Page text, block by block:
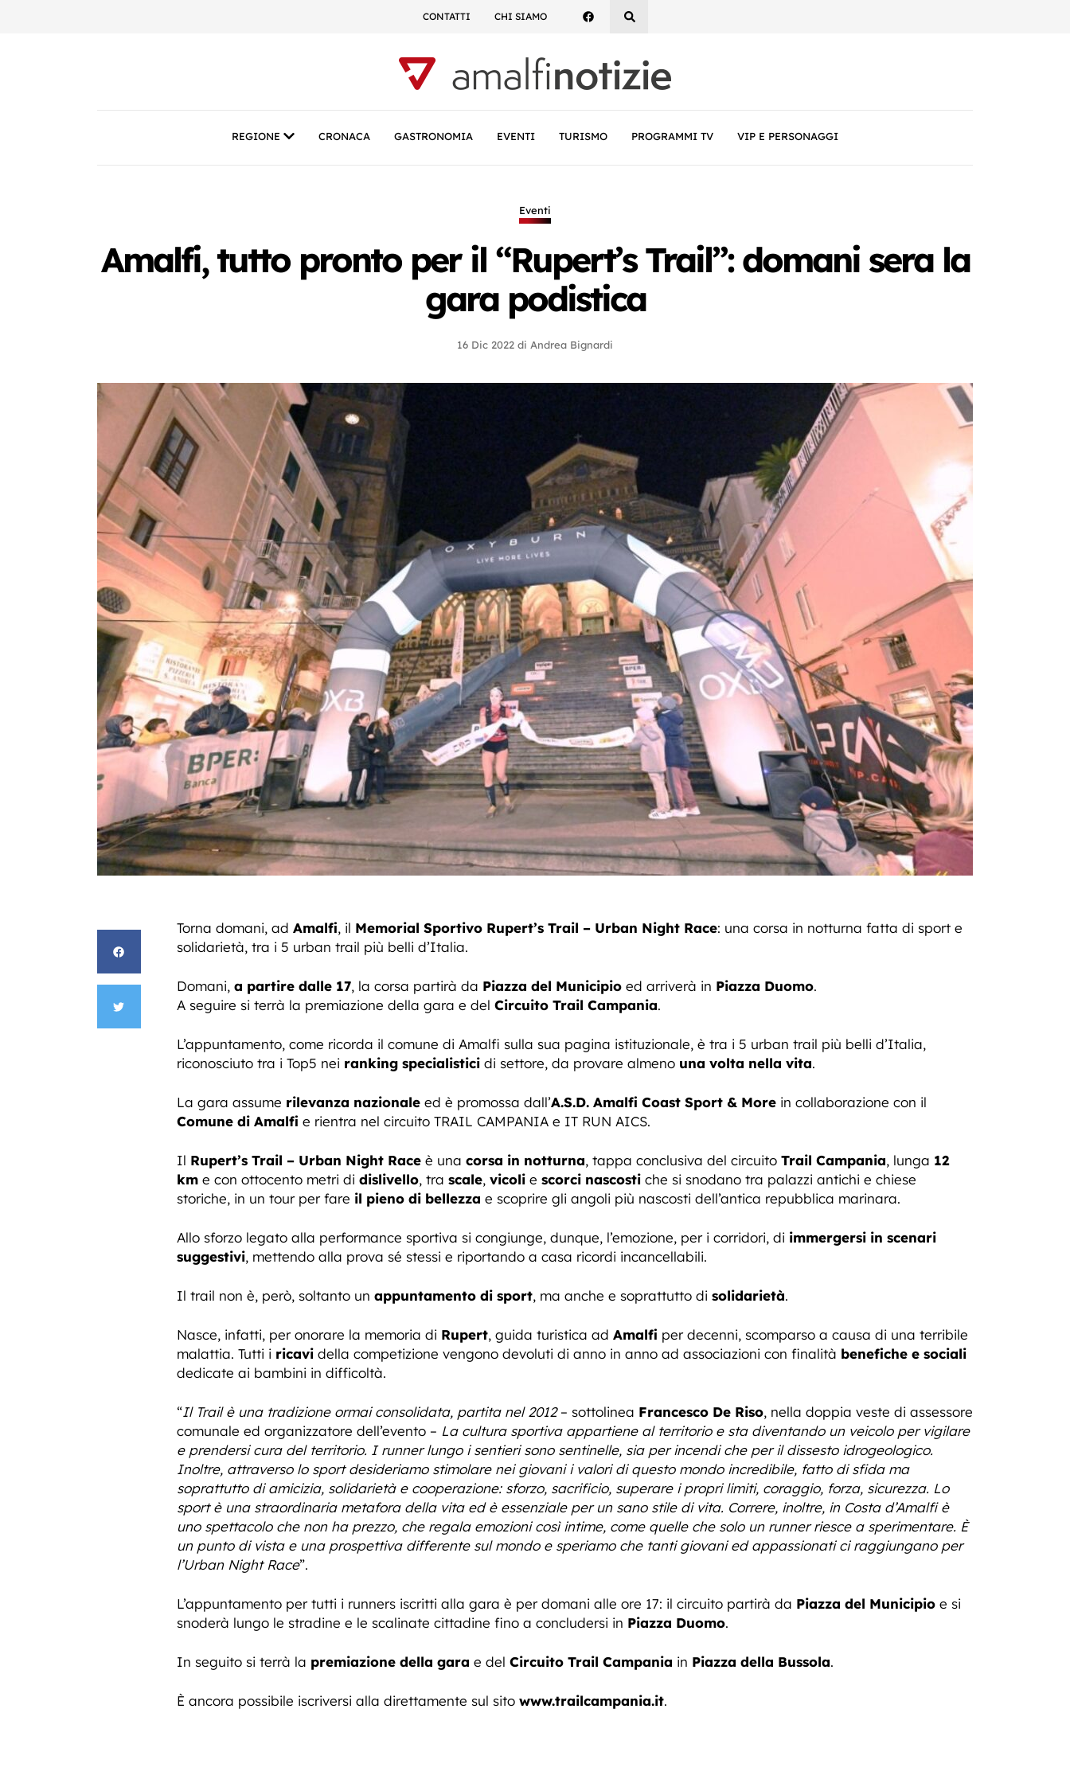
CONTATTI CHI SIAMO
REGIONE CRONACA GASTRONOMIA EVENTI TURISMO PROGRAMMI TV VIP E PERSONAGGI
Eventi
Amalfi, tutto pronto per il “Rupert’s Trail”: domani sera la
gara podistica
16 Dic 2022 di Andrea Bignardi
Torna domani, ad Amalfi, il Memorial Sportivo Rupert’s Trail – Urban Night Race: una corsa in notturna fatta di sport e
solidarietà, tra i 5 urban trail più belli d’Italia.
Domani, a partire dalle 17, la corsa partirà da Piazza del Municipio ed arriverà in Piazza Duomo.
A seguire si terrà la premiazione della gara e del Circuito Trail Campania.
L’appuntamento, come ricorda il comune di Amalfi sulla sua pagina istituzionale, è tra i 5 urban trail più belli d’Italia,
riconosciuto tra i Top5 nei ranking specialistici di settore, da provare almeno una volta nella vita.
La gara assume rilevanza nazionale ed è promossa dall’A.S.D. Amalfi Coast Sport & More in collaborazione con il
Comune di Amalfi e rientra nel circuito TRAIL CAMPANIA e IT RUN AICS.
Il Rupert’s Trail – Urban Night Race è una corsa in notturna, tappa conclusiva del circuito Trail Campania, lunga 12
km e con ottocento metri di dislivello, tra scale, vicoli e scorci nascosti che si snodano tra palazzi antichi e chiese
storiche, in un tour per fare il pieno di bellezza e scoprire gli angoli più nascosti dell’antica repubblica marinara.
Allo sforzo legato alla performance sportiva si congiunge, dunque, l’emozione, per i corridori, di immergersi in scenari
suggestivi, mettendo alla prova sé stessi e riportando a casa ricordi incancellabili.
Il trail non è, però, soltanto un appuntamento di sport, ma anche e soprattutto di solidarietà.
Nasce, infatti, per onorare la memoria di Rupert, guida turistica ad Amalfi per decenni, scomparso a causa di una terribile
malattia. Tutti i ricavi della competizione vengono devoluti di anno in anno ad associazioni con finalità benefiche e sociali
dedicate ai bambini in difficoltà.
“Il Trail è una tradizione ormai consolidata, partita nel 2012– sottolinea Francesco De Riso, nella doppia veste di assessore
comunale ed organizzatore dell’evento – La cultura sportiva appartiene al territorio e sta diventando un veicolo per vigilare
e prendersi cura del territorio. I runner lungo i sentieri sono sentinelle, sia per incendi che per il dissesto idrogeologico.
Inoltre, attraverso lo sport desideriamo stimolare nei giovani i valori di questo mondo incredibile, fatto di sfida ma
soprattutto di amicizia, solidarietà e cooperazione: sforzo, sacrificio, superare i propri limiti, coraggio, forza, sicurezza. Lo
sport è una straordinaria metafora della vita ed è essenziale per un sano stile di vita. Correre, inoltre, in Costa d’Amalfi è
uno spettacolo che non ha prezzo, che regala emozioni così intime, come quelle che solo un runner riesce a sperimentare. È
un punto di vista e una prospettiva differente sul mondo e speriamo che tanti giovani ed appassionati ci raggiungano per
l’Urban Night Race”.
L’appuntamento per tutti i runners iscritti alla gara è per domani alle ore 17: il circuito partirà da Piazza del Municipio e si
snoderà lungo le stradine e le scalinate cittadine fino a concludersi in Piazza Duomo.
In seguito si terrà la premiazione della gara e del Circuito Trail Campania in Piazza della Bussola.
È ancora possibile iscriversi alla direttamente sul sito www.trailcampania.it.